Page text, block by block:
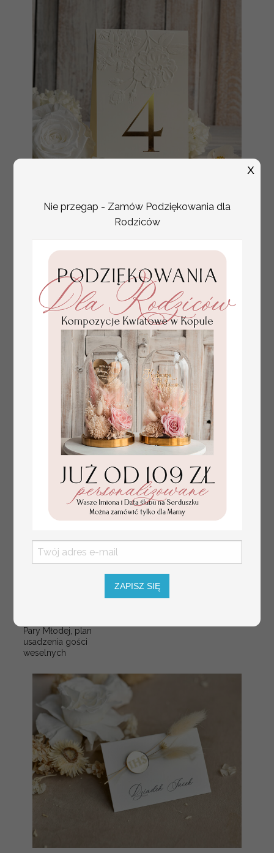
numerki na stół weselny
stoły weselne, tłoczone
numerki na stół weselny,
dekoracja stołów
weselnych tłoczone
kwiaty
plan stołów
weselnych
usadzenie gości na
Pary Młodej, plan
usadzenia gości
weselnych
100 PLN/125.00 PLN
Nie przegap - Zamów Podziękowania dla
Rodziców
ZAPISZ SIĘ
X